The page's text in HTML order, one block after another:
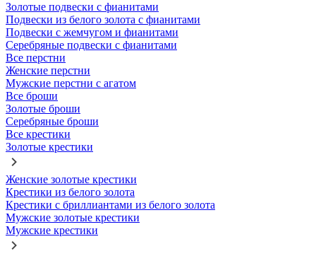
Золотые подвески с фианитами
Подвески из белого золота с фианитами
Подвески с жемчугом и фианитами
Серебряные подвески с фианитами
Все перстни
Женские перстни
Мужские перстни с агатом
Все броши
Золотые броши
Серебряные броши
Все крестики
Золотые крестики
Женские золотые крестики
Крестики из белого золота
Крестики с бриллиантами из белого золота
Мужские золотые крестики
Мужские крестики